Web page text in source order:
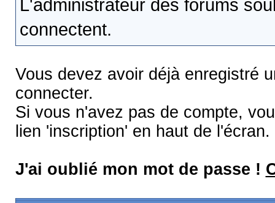
L'administrateur des forums
connectent.
Vous devez avoir déjà enregistré
connecter.
Si vous n'avez pas de compte,
lien 'inscription' en haut de l'écran.
J'ai oublié mon mot de passe !